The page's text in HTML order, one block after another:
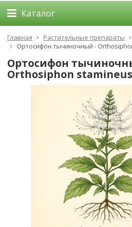
Каталог
Главная Растительные препараты
Ортосифон тычиночный -
Ортосифон
Orthosiphon